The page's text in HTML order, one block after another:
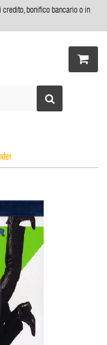
credito, bonifico bancario o in